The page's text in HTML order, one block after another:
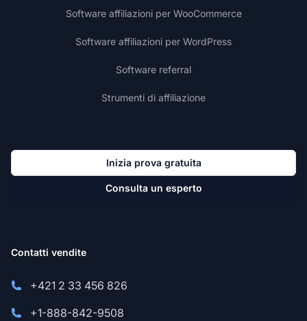
Software affiliazioni per WooCommerce
Software affiliazioni per WordPress
Software referral
Strumenti di affiliazione
Inizia prova gratuita
Consulta un esperto
Contatti vendite
+421 2 33 456 826
+1-888-842-9508